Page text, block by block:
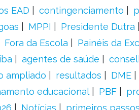
EAD contingenciamento
MPPI Presidente Dutra
Fora da Escola Painéis da
agentes de saúde
ampliado resultados DME
educacional PBF
Notícias primeiros passos